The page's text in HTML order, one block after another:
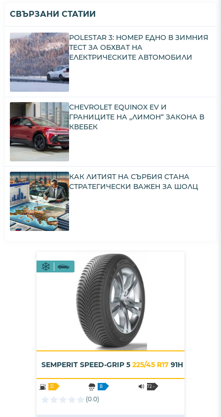
СВЪРЗАНИ СТАТИИ
POLESTAR 3: НОМЕР ЕДНО В ЗИМНИЯ
ТЕСТ ЗА ОБХВАТ НА
ЕЛЕКТРИЧЕСКИТЕ АВТОМОБИЛИ
CHEVROLET EQUINOX EV И
ГРАНИЦИТЕ НА „ЛИМОН“ ЗАКОНА В
КВЕБЕК
КАК ЛИТИЯТ НА СЪРБИЯ СТАНА
СТРАТЕГИЧЕСКИ ВАЖЕН ЗА ШОЛЦ
SEMPERIT SPEED-GRIP 5 225/45 R17 91H
D B
72 -
(0.0)